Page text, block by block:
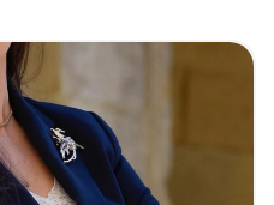
Ver noticia